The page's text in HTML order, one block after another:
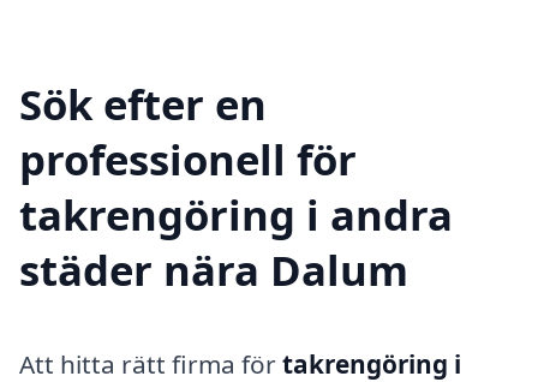
Sök efter en
professionell för
takrengöring i andra
städer nära Dalum
Att hitta rätt firma förtakrengöring i